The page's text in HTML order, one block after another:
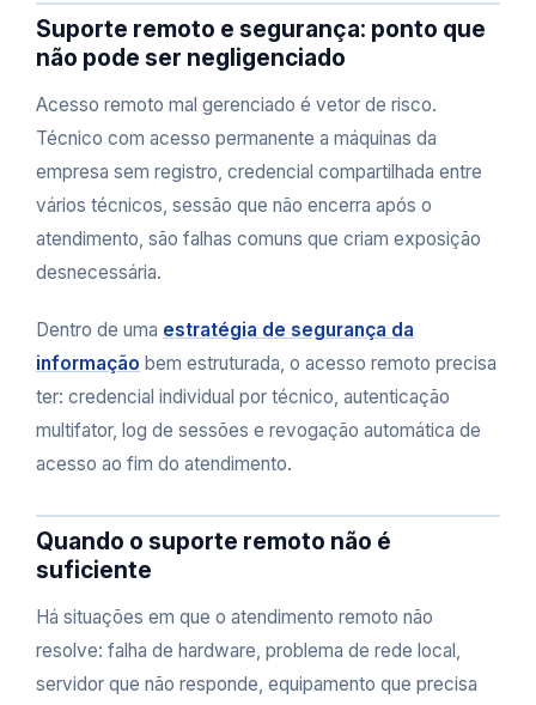
Suporte remoto e segurança: ponto que
não pode ser negligenciado
Acesso remoto mal gerenciado é vetor de risco.
Técnico com acesso permanente a máquinas da
empresa sem registro, credencial compartilhada entre
vários técnicos, sessão que não encerra após o
atendimento, são falhas comuns que criam exposição
desnecessária.
Dentro de uma estratégia de segurança da
informação bem estruturada, o acesso remoto precisa
ter: credencial individual por técnico, autenticação
multifator, log de sessões e revogação automática de
acesso ao fim do atendimento.
Quando o suporte remoto não é
suficiente
Há situações em que o atendimento remoto não
resolve: falha de hardware, problema de rede local,
servidor que não responde, equipamento que precisa